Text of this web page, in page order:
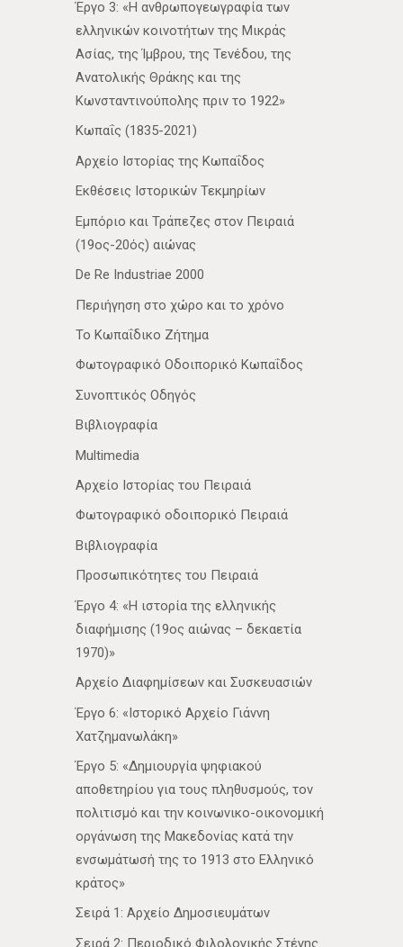
Έργο 3: «Η ανθρωπογεωγραφία των
ελληνικών κοινοτήτων της Μικράς
Ασίας, της Ίμβρου, της Τενέδου, της
Ανατολικής Θράκης και της
Κωνσταντινούπολης πριν το 1922»
Κωπαΐς (1835-2021)
Αρχείο Ιστορίας της Κωπαΐδος
Εκθέσεις Ιστορικών Τεκμηρίων
Εμπόριο και Τράπεζες στον Πειραιά
(19ος-20ός) αιώνας
De Re Industriae 2000
Περιήγηση στο χώρο και το χρόνο
Το Κωπαΐδικο Ζήτημα
Φωτογραφικό Οδοιπορικό Κωπαΐδος
Συνοπτικός Οδηγός
Βιβλιογραφία
Multimedia
Αρχείο Ιστορίας του Πειραιά
Φωτογραφικό οδοιπορικό Πειραιά
Βιβλιογραφία
Προσωπικότητες του Πειραιά
Έργο 4: «Η ιστορία της ελληνικής
διαφήμισης (19ος αιώνας – δεκαετία
1970)»
Αρχείο Διαφημίσεων και Συσκευασιών
Έργο 6: «Ιστορικό Αρχείο Γιάννη
Χατζημανωλάκη»
Έργο 5: «Δημιουργία ψηφιακού
αποθετηρίου για τους πληθυσμούς, τον
πολιτισμό και την κοινωνικο-οικονομική
οργάνωση της Μακεδονίας κατά την
ενσωμάτωσή της το 1913 στο Ελληνικό
κράτος»
Σειρά 1: Αρχείο Δημοσιευμάτων
Σειρά 2: Περιοδικό Φιλολογικής Στέγης